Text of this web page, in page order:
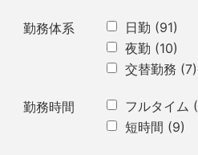
勤務体系 日勤 (91)
夜勤 (10)
交替勤務 (7)
勤務時間 フルタイム
短時間 (9)